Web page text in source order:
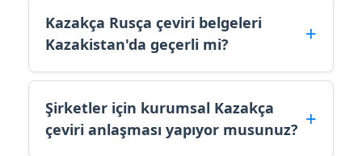
Kazakça Rusça çeviri belgeleri
Kazakistan'da geçerli mi?
Şirketler için kurumsal Kazakça
çeviri anlaşması yapıyor musunuz?